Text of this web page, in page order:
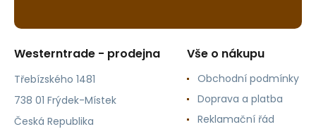
Westerntrade - prodejna
Třebízského 1481
738 01 Frýdek-Místek
Česká Republika
Vše o nákupu
Obchodní podmínky
Doprava a platba
Reklamační řád